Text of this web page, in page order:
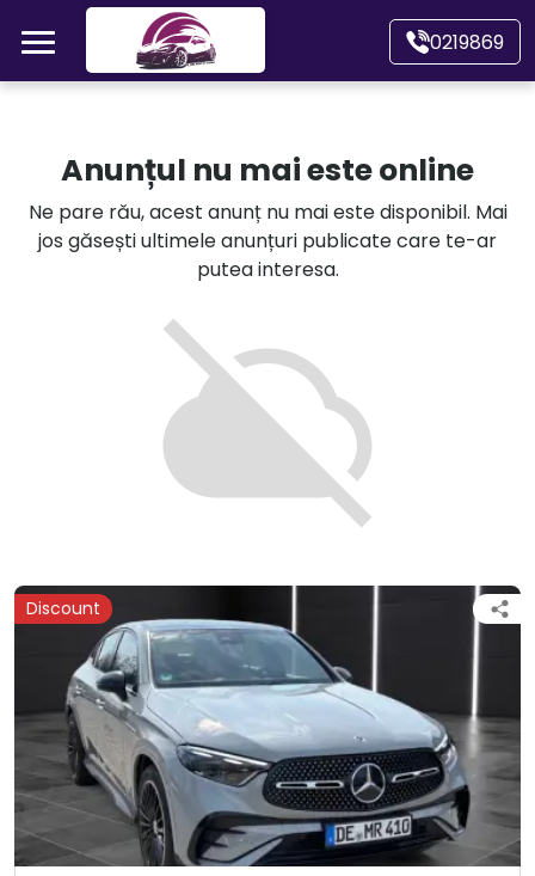
Mergi direct la conținutul principal
0219869
Autoturisme
Motociclete
Autoutilitare
Alte tipuri vehicule
Anunțul nu mai este online
Ne pare rău, acest anunț nu mai este disponibil. Mai
jos găsești ultimele anunțuri publicate care te-ar
putea interesa.
Discount